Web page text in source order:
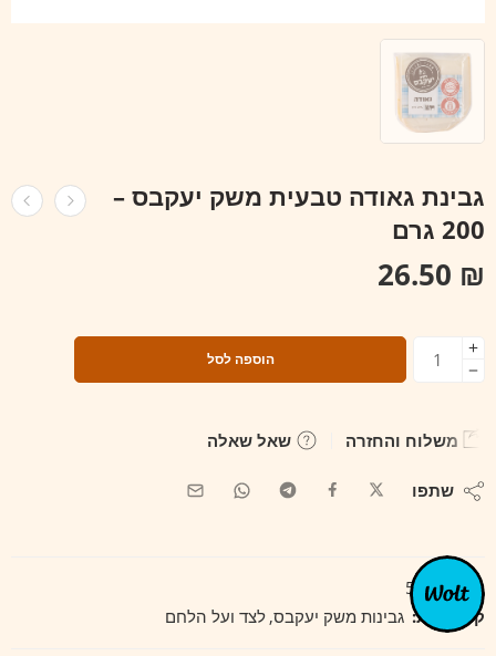
גבינת גאודה טבעית משק יעקבס –
200 גרם
₪
הוספה לסל
משלוח והחזרה שאל שאלה
שתפו
מק"ט: 534
קטגוריות: גבינות משק יעקבס, לצד ועל הלחם